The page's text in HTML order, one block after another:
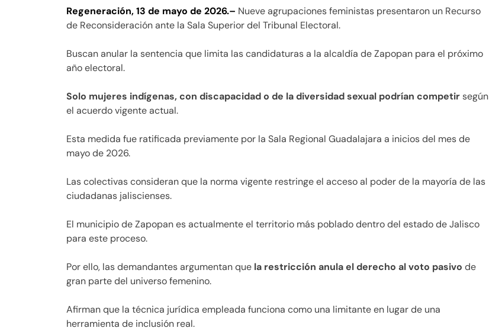
Regeneración, 13 de mayo de 2026.– Nueve agrupaciones feministas presentaron un Recurso
de Reconsideración ante la Sala Superior del Tribunal Electoral.
Buscan anular la sentencia que limita las candidaturas a la alcaldía de Zapopan para el próximo
año electoral.
Solo mujeres indígenas, con discapacidad o de la diversidad sexual podrían competirsegún
el acuerdo vigente actual.
Esta medida fue ratificada previamente por la Sala Regional Guadalajara a inicios del mes de
mayo de 2026.
Las colectivas consideran que la norma vigente restringe el acceso al poder de la mayoría de las
ciudadanas jaliscienses.
El municipio de Zapopan es actualmente el territorio más poblado dentro del estado de Jalisco
para este proceso.
Por ello, las demandantes argumentan que la restricción anula el derecho al voto pasivo de
gran parte del universo femenino.
Afirman que la técnica jurídica empleada funciona como una limitante en lugar de una
herramienta de inclusión real.